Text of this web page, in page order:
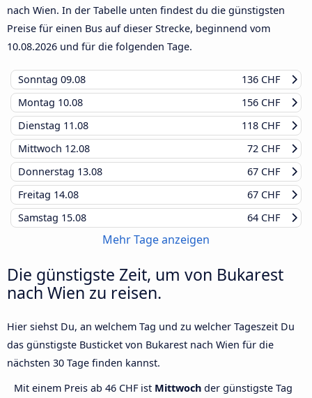
nach Wien. In der Tabelle unten findest du die günstigsten
Preise für einen Bus auf dieser Strecke, beginnend vom
10.08.2026 und für die folgenden Tage.
Sonntag 09.08
136 CHF
Montag 10.08
156 CHF
Dienstag 11.08
118 CHF
Mittwoch 12.08
72 CHF
Donnerstag 13.08
67 CHF
Freitag 14.08
67 CHF
Samstag 15.08 64 CHF
Mehr Tage anzeigen
Die günstigste Zeit, um von Bukarest
nach Wien zu reisen.
Hier siehst Du, an welchem Tag und zu welcher Tageszeit Du
das günstigste Busticket von Bukarest nach Wien für die
nächsten 30 Tage finden kannst.
Mit einem Preis ab 46 CHF ist Mittwoch der günstigste Tag